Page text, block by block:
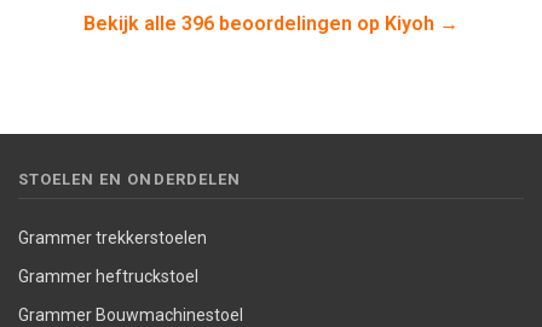
Bekijk alle 396 beoordelingen op Kiyoh →
STOELEN EN ONDERDELEN
Grammer trekkerstoelen
Grammer heftruckstoel
Grammer Bouwmachinestoel